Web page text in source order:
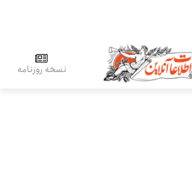
نسخه روزنامه